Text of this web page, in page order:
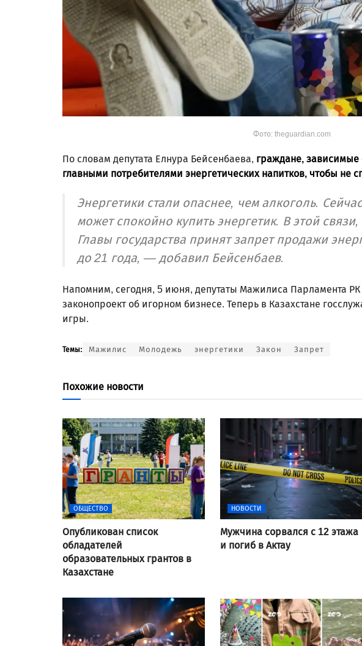
Фото: theguardian.com
По словам депутата Елнура Бейсенбаева, граждане, зависимые
главными потребителями энергетических напитков, чтобы не
Энергетики стали опаснее, чем алкоголь.
может спокойно купить энергетик. В этой
Главы государства принят запрет продажи
до 21 года, — добавил Бейсенбаев.
Напомним, сегодня, 5 июня, депутаты Мажилиса Парламента
законопроект об игорном бизнесе. Теперь в Казахстане
игры.
Темы: Мажилис Молодежь энергетики Закон Запрет
Похожие новости
ОБЩЕСТВО
Опубликован список
обладателей
образовательных грантов в
Казахстане
НОВОСТИ
Мужчина сорвался с 12 этажа
и погиб в Актау